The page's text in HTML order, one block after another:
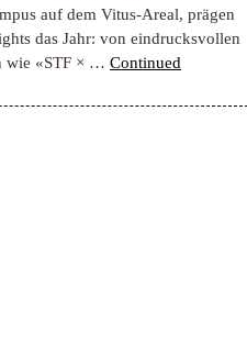
auf dem Vitus-Areal, prägen
das Jahr: von eindrucksvollen
wie «STF × … Continued